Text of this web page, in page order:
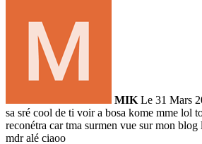
MIK Le 31 Mars
sa sré cool de ti voir a bosa kome mme lol
reconétra car tma surmen vue sur mon
mdr alé ciaoo